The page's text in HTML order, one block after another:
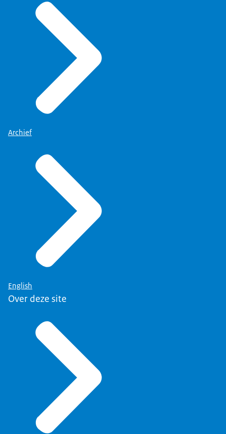
Archief
English
Over deze site